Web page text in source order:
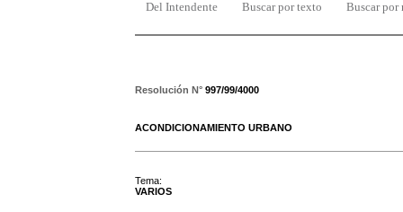
Del Intendente Buscar por texto Buscar por
Resolución N° 997/99/4000
ACONDICIONAMIENTO URBANO
Tema:
VARIOS